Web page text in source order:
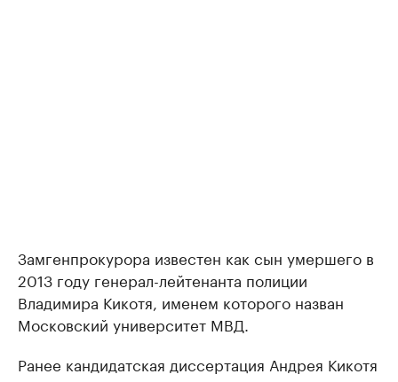
Замгенпрокурора известен как сын умершего в
2013 году генерал-лейтенанта полиции
Владимира Кикотя, именем которого назван
Московский университет МВД.
Ранее кандидатская диссертация Андрея Кикотя